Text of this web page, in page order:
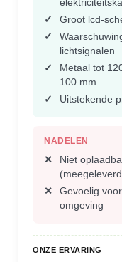
Groot lcd-
lichtsignalen
Metaal tot
100 mm
Uitstekende
NADELEN
Niet
Gevoelig
omgeving
ONZE ERVARING